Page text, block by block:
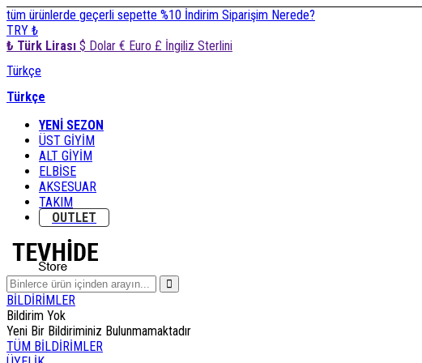
tüm ürünlerde geçerli sepette %10 İndirim Siparişim Nerede?
TRY ₺
₺ Türk Lirası $ Dolar € Euro £ İngiliz Sterlini
Türkçe
Türkçe
YENİ SEZON
ÜST GİYİM
ALT GİYİM
ELBİSE
AKSESUAR
TAKIM
OUTLET
BİLDİRİMLER
Bildirim Yok
Yeni Bir Bildiriminiz Bulunmamaktadır
TÜM BİLDİRİMLER